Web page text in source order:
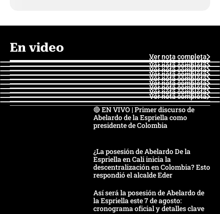
En video
Ver nota completa
Ver nota completa
Ver nota completa
Ver nota completa
Ver nota completa
Ver nota completa
Ver nota completa
Ver nota completa
Ver nota completa
Ver nota completa
🔴 EN VIVO | Primer discurso de
Abelardo de la Espriella como
presidente de Colombia
¿La posesión de Abelardo De la
Espriella en Cali inicia la
descentralización en Colombia? Esto
respondió el alcalde Eder
Así será la posesión de Abelardo de
la Espriella este 7 de agosto:
cronograma oficial y detalles clave